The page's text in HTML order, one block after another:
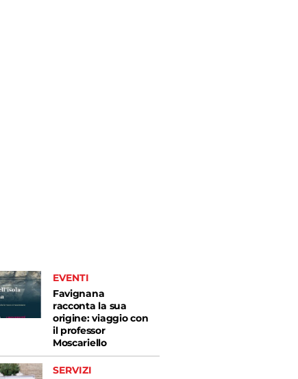
EVENTI
Favignana
racconta la sua
origine: viaggio con
il professor
Moscariello
SERVIZI